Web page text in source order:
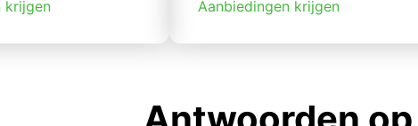
krijgen
Aanbiedingen krijgen